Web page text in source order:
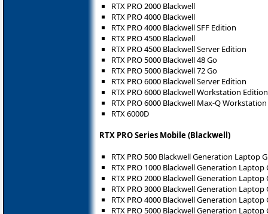
RTX PRO 2000 Blackwell
RTX PRO 4000 Blackwell
RTX PRO 4000 Blackwell SFF Edition
RTX PRO 4500 Blackwell
RTX PRO 4500 Blackwell Server Edition
RTX PRO 5000 Blackwell 48 Go
RTX PRO 5000 Blackwell 72 Go
RTX PRO 6000 Blackwell Server Edition
RTX PRO 6000 Blackwell Workstation Edition
RTX PRO 6000 Blackwell Max-Q
RTX 6000D
RTX PRO Series Mobile (Blackwell)
RTX PRO 500 Blackwell Generation Laptop
RTX PRO 1000 Blackwell Generation Laptop
RTX PRO 2000 Blackwell Generation Laptop
RTX PRO 3000 Blackwell Generation Laptop
RTX PRO 4000 Blackwell Generation Laptop
RTX PRO 5000 Blackwell Generation Laptop